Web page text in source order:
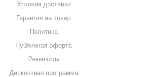
Условия доставки
Гарантия на товар
Политика
Публичная оферта
Реквизиты
Дисконтная программа